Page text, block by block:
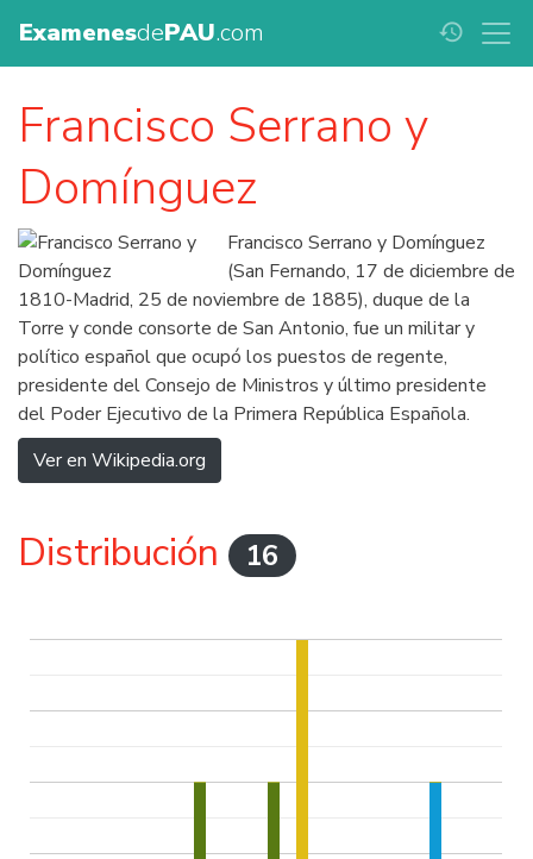
ExamenesdePAU.com history
Francisco Serrano y
Domínguez
Francisco Serrano y Domínguez
(San Fernando, 17 de diciembre de
1810-Madrid, 25 de noviembre de 1885), duque de la
Torre y conde consorte de San Antonio, fue un militar y
político español que ocupó los puestos de regente,
presidente del Consejo de Ministros y último presidente
del Poder Ejecutivo de la Primera República Española.
Ver en Wikipedia.org
Distribución 16